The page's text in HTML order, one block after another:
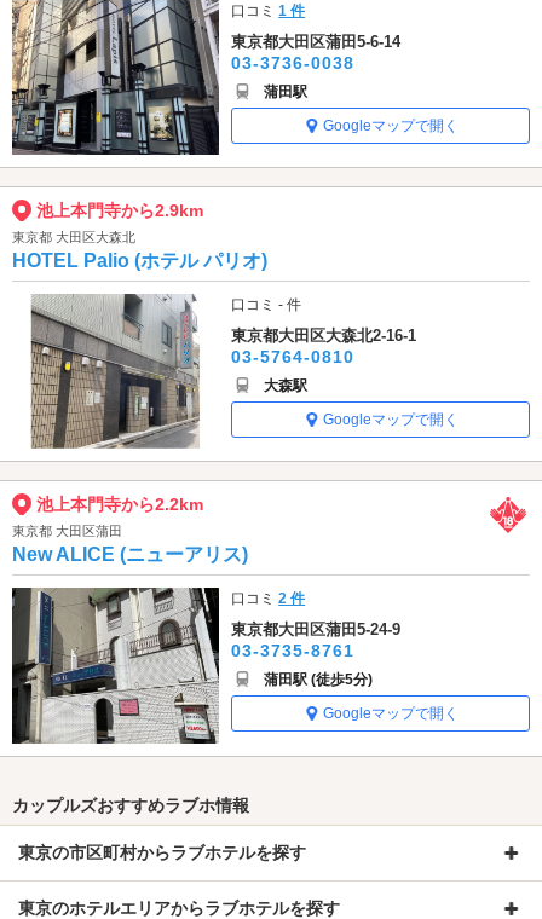
口コミ1 件
東京都大田区蒲田5-6-14
03-3736-0038
蒲田駅
Googleマップで開く
池上本門寺から2.9km
東京都 大田区大森北
HOTEL Palio (ホテル パリオ)
口コミ - 件
東京都大田区大森北2-16-1
03-5764-0810
大森駅
Googleマップで開く
池上本門寺から2.2km
東京都 大田区蒲田
New ALICE (ニューアリス)
口コミ2 件
東京都大田区蒲田5-24-9
03-3735-8761
蒲田駅 (徒歩5分)
Googleマップで開く
カップルズおすすめラブホ情報
東京の市区町村からラブホテルを探す
東京のホテルエリアからラブホテルを探す